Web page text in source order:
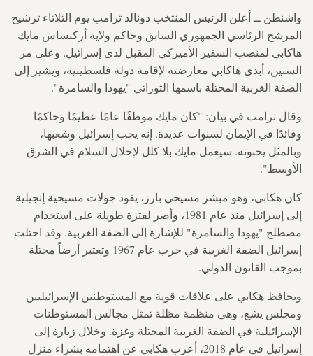
واشنطن ــ أعلن الرئيس المنتخب دونالد ترامب يوم الثلاثاء ترشيح
المرشح الرئاسي الجمهوري السابق وحاكم ولاية أركنساس مايك
هاكابي لمنصب السفير الأميركي المقبل لدى إسرائيل. وعلى مر
السنين، أبدى هاكابي معارضته لإقامة دولة فلسطينية، ويشير إلى
الضفة الغربية المحتلة باسمها التوراتي "يهودا والسامرة".
وقال ترامب في بيان: "كان مايك موظفًا عامًا عظيمًا وحاكمًا
وقائدًا في الإيمان لسنوات عديدة. إنه يحب إسرائيل وشعبها،
وبالمثل يحبونه. سيعمل مايك بلا كلل لإحلال السلام في الشرق
الأوسط".
كان هكابي، وهو مبشر مسيحي بارز، يقود جولات مسيحية إنجيلية
إلى إسرائيل منذ عام 1981، وأصر لفترة طويلة على استخدام
مصطلح "يهودا والسامرة" للإشارة إلى الضفة الغربية. وقد احتلت
إسرائيل الضفة الغربية في حرب عام 1967 وتعتبر أرضاً محتلة
بموجب القانون الدولي.
ويحافظ هكابي على علاقات قوية مع المستوطنين الإسرائيليين
ومجلس يشع، وهي منظمة مظلة تمثل مجالس المستوطنات
الإسرائيلية في الضفة الغربية المحتلة وغزة. وخلال زيارة إلى
إسرائيل في عام 2018، أعرب هكابي عن اهتمامه بشراء منزل